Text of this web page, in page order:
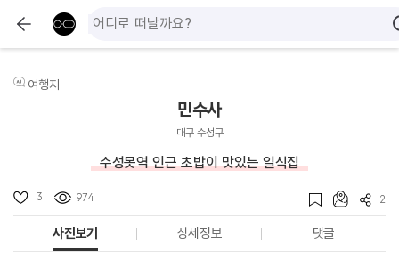
여행지
민수사
대구 수성구
수성못역 인근 초밥이 맛있는 일식집
3 974 2
사진보기 상세정보 댓글